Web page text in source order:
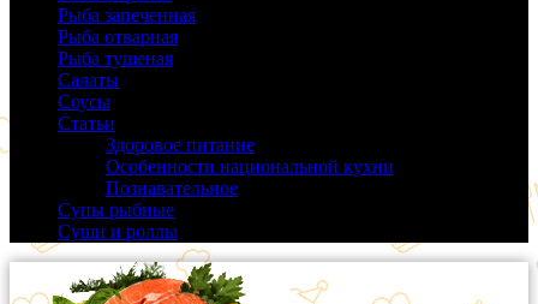
Рыба запеченная
Рыба отварная
Рыба тушеная
Салаты
Соусы
Статьи
Здоровое питание
Особенности национальной кухни
Познавательное
Супы рыбные
Суши и роллы